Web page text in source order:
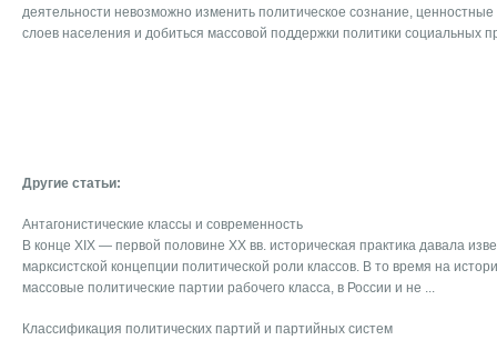
деятельности невозможно изменить политическое сознание,
слоев населения и добиться массовой поддержки политики социальных
Другие статьи:
Антагонистические классы и современность
В конце XIX — первой половине XX вв. историческая практика давала
марксистской концепции политической роли классов. В то время на
массовые политические партии рабочего класса, в России и не ...
Классификация политических партий и партийных систем